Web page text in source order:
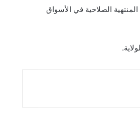
الصلاحية في الأسواق